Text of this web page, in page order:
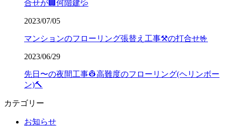
合せが🏢何階建💦
2023/07/05
マンションのフローリング張替え工事⚒️の打合せ🤟
2023/06/29
先日〜の夜間工事👷高難度のフローリング(ヘリンボー
ン)🔨
カテゴリー
お知らせ